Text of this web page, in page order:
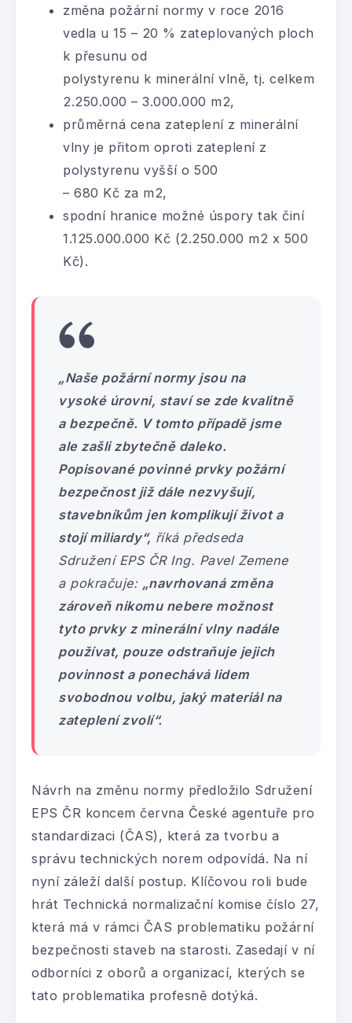
změna požární normy v roce 2016
vedla u 15 – 20 % zateplovaných ploch
k přesunu od
polystyrenu k minerální vlně, tj. celkem
2.250.000 – 3.000.000 m2,
průměrná cena zateplení z minerální
vlny je přitom oproti zateplení z
polystyrenu vyšší o 500
– 680 Kč za m2,
spodní hranice možné úspory tak činí
1.125.000.000 Kč (2.250.000 m2 x 500
Kč).
„Naše požární normy jsou na
vysoké úrovni, staví se zde kvalitně
a bezpečně. V tomto případě jsme
ale zašli zbytečně daleko.
Popisované povinné prvky požární
bezpečnost již dále nezvyšují,
stavebníkům jen komplikují život a
stojí miliardy“, říká předseda
Sdružení EPS ČR Ing. Pavel Zemene
a pokračuje: „navrhovaná změna
zároveň nikomu nebere možnost
tyto prvky z minerální vlny nadále
používat, pouze odstraňuje jejich
povinnost a ponechává lidem
svobodnou volbu, jaký materiál na
zateplení zvolí“.
Návrh na změnu normy předložilo Sdružení
EPS ČR koncem června České agentuře pro
standardizaci (ČAS), která za tvorbu a
správu technických norem odpovídá. Na ní
nyní záleží další postup. Klíčovou roli bude
hrát Technická normalizační komise číslo 27,
která má v rámci ČAS problematiku požární
bezpečnosti staveb na starosti. Zasedají v ní
odborníci z oborů a organizací, kterých se
tato problematika profesně dotýká.